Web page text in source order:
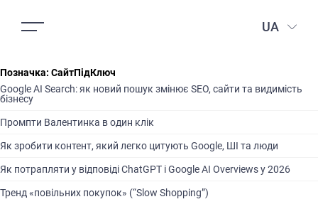
UA
Позначка: СайтПідКлюч
Google AI Search: як новий пошук змінює SEO, сайти та видимість
бізнесу
Промпти Валентинка в один клік
Як зробити контент, який легко цитують Google, ШІ та люди
Як потрапляти у відповіді ChatGPT і Google AI Overviews у 2026
Тренд «повільних покупок» (“Slow Shopping”)